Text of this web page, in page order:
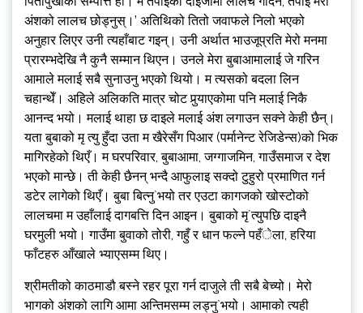
अंशको लालच छोड्नुस्।’ अतिथिको तितो जवाफले निलो भएको
अनुहार लिएर उनी त्यहाँबाट गइन्। उनी अर्थात भाउजूप्रति मेरो मनमा
प्रारम्भदेखि नै कुनै सम्मान थिएन। उनले मेरा बुबाआमालाई जे गरिन
आमाले मलाई सबै सुनाउनु भएको थियो। म त्यसको बदला लिन
चहान्थेँ। अहिले अलिकति मात्र चोट पुर्‍याएकोमा पनि मलाई निकै
आनन्द भयो। मलाई थाहा छ दाइले मलाई अंश लगाउन सक्ने केही छैन्।
यता बुबाको मृ त्यु हुँदा उता म खैरेसँग पिआर (पर्मानेन्ट रेजिडेन्स)को भिक
मागिरहेको थिएँ। म घरपरिवार, बुबाआमा, जग्गाजमिन, गाउँसमाज र देश
भएको मान्छे। ती केही छैनन् भन्दै आफुलाइ सक्दो टुहुरो प्रमाणित गर्न
डटेर लागेको थिएँ। बुबा बित्नु`भयो तर एउटा कागजको खोस्टोको
लालचमा म उहाँलाई दागबत्ति दिन आइन। बुबाको मृ`त्युपछि दाइनै
घरमुली भयो। गाउँमा बुवाको तोरी, गहुँ र धान फल्ने पहँेला, हरिया
फाँटहरु आँखाले भ्याएसम्म थिए।
श्रीमतीको काठमाडौ बस्ने रहर पूरा गर्न दाजुले ती सबै बेच्यो। मेरो
भागको अंशको लागि आमा अन्तिमसम्म लड्नु`भयो। आमाको त्यही